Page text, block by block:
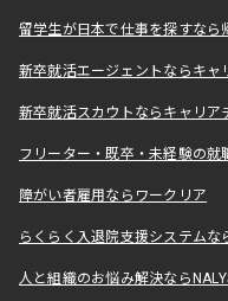
留学生が日本で仕事を探すなら
新卒就活エージェントならキャ
新卒就活スカウトならキャリア
フリーター・既卒・未経験の
障がい者雇用ならワークリア
らくらく入退院支援システムな
人と組織のお悩み解決なら